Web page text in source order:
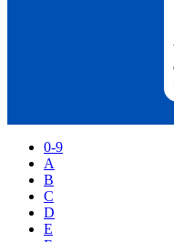
0-9
A
B
C
D
E